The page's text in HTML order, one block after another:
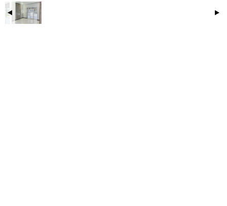
Представьте себе утренний кофе или вечерние
посиделки под пение птиц!